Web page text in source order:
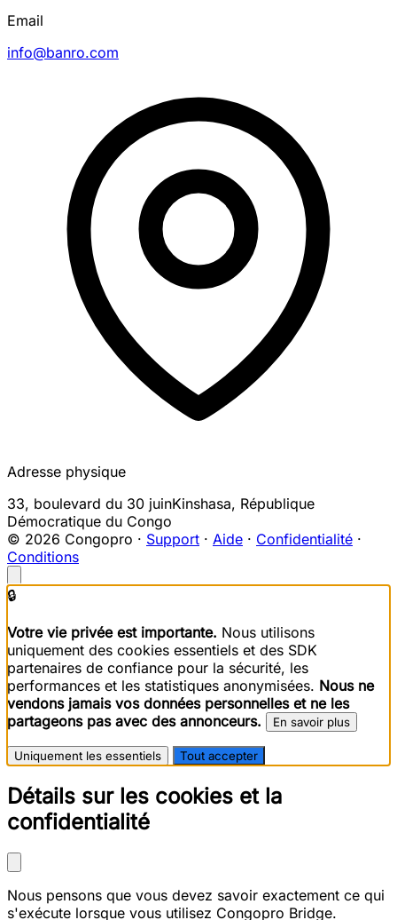
Email
info@banro.com
Adresse physique
33, boulevard du 30 juinKinshasa, République
Démocratique du Congo
© 2026 Congopro · Support · Aide · Confidentialité ·
Conditions
🔒
Votre vie privée est importante. Nous utilisons
uniquement des cookies essentiels et des SDK
partenaires de confiance pour la sécurité, les
performances et les statistiques anonymisées. Nous ne
vendons jamais vos données personnelles et ne les
partageons pas avec des annonceurs.
En savoir plus
Uniquement les essentiels Tout accepter
Détails sur les cookies et la
confidentialité
Nous pensons que vous devez savoir exactement ce qui
s'exécute lorsque vous utilisez Congopro Bridge.